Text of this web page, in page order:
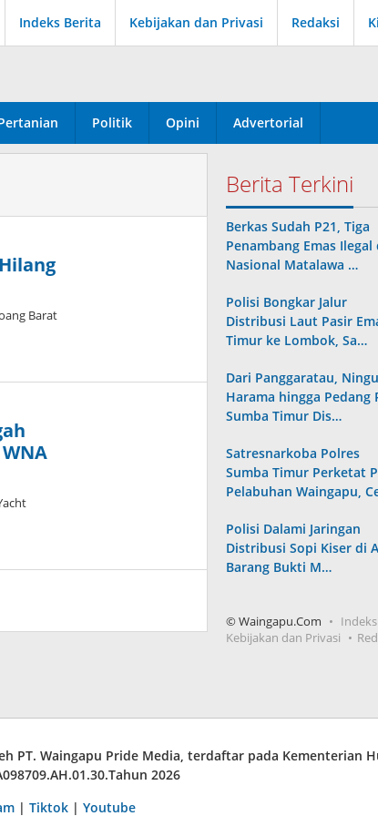
Indeks Berita Kebijakan dan Privasi Redaksi
Politik Opini Advertorial
Barat
Berita Terkini
Berkas Sudah P21, Tiga
Penambang Emas
Nasional Matalawa …
Polisi Bongkar Jalur
Distribusi Laut Pasir
Timur ke Lombok, Sa…
Dari Panggaratau, Ningu
Harama hingga Pedang
Sumba Timur Dis…
Satresnarkoba Polres
Sumba Timur Perketat
Pelabuhan Waingapu,
Polisi Dalami Jaringan
Distribusi Sopi Kiser di
Barang Bukti M…
© Waingapu.Com
Kebijakan dan Privasi
PT. Waingapu Pride Media, terdaftar pada Kementerian
2026
| Tiktok | Youtube